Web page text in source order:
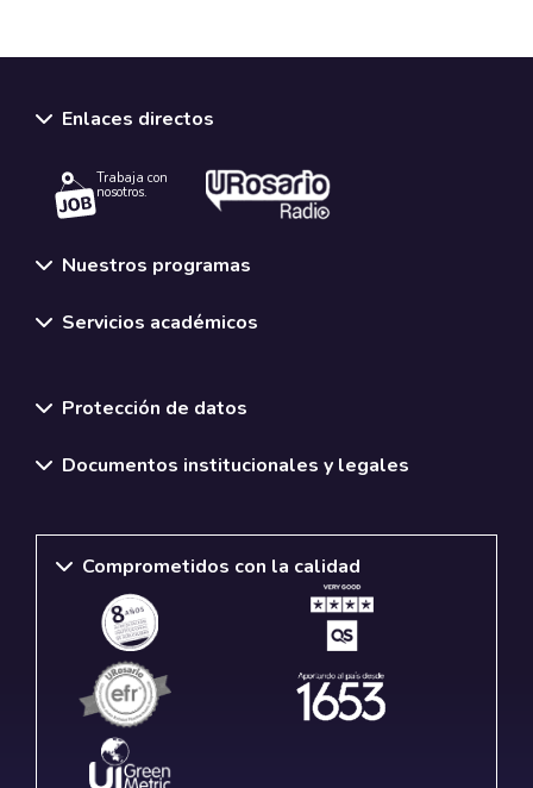
Enlaces directos
Trabaja con
nosotros.
Nuestros programas
Servicios académicos
Protección de datos
Documentos institucionales y legales
Comprometidos con la calidad